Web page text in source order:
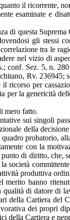
il ricorrente,
esaminate e
di questa
gli stessi
tra le
nel vizio di
conf. Sez. 5, n.
Rv. 236945;
ricorso per
per la genericità
mero fatto.
sui singoli
della
probatorio,
con la
di diritto, che,
società
produttiva
merito hanno
di datore di
della Cartiera del
dei propri
della Cartiera e